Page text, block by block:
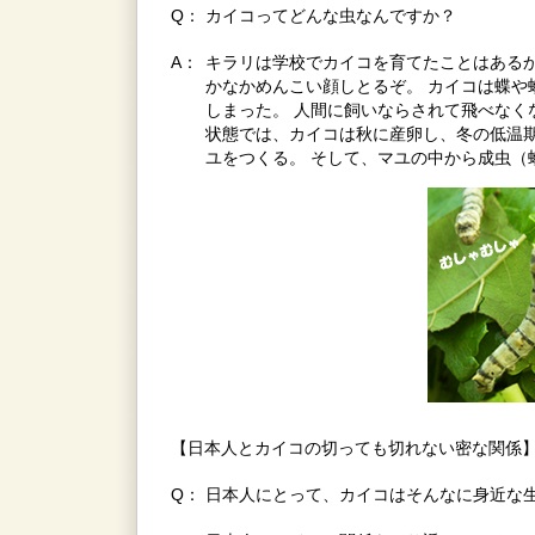
Q： カイコってどんな虫なんですか？
A：
キラリは学校でカイコを育てたことはある
かなかめんこい顔しとるぞ。 カイコは蝶
しまった。 人間に飼いならされて飛べな
状態では、カイコは秋に産卵し、冬の低温
ユをつくる。 そして、マユの中から成虫
【日本人とカイコの切っても切れない密な関係
Q： 日本人にとって、カイコはそんなに身近な